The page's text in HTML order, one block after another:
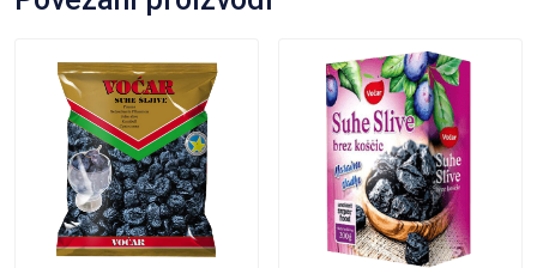
VIEW PRODUCT